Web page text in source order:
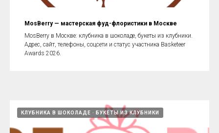
MosBerry — мастерская фуд-флористики в Москве
MosBerry в Москве: клубника в шоколаде, букеты из клубники.
Адрес, сайт, телефоны, соцсети и статус участника Basketeer
Awards 2026.
КЛУБНИКА В ШОКОЛАДЕ БУКЕТЫ ИЗ КЛУБНИКИ